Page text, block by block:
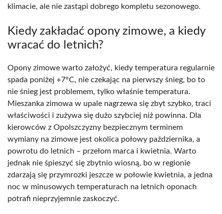
klimacie, ale nie zastąpi dobrego kompletu sezonowego.
Kiedy zakładać opony zimowe, a kiedy
wracać do letnich?
Opony zimowe warto założyć, kiedy temperatura regularnie
spada poniżej +7°C, nie czekając na pierwszy śnieg, bo to
nie śnieg jest problemem, tylko właśnie temperatura.
Mieszanka zimowa w upale nagrzewa się zbyt szybko, traci
właściwości i zużywa się dużo szybciej niż powinna. Dla
kierowców z Opolszczyzny bezpiecznym terminem
wymiany na zimowe jest okolica połowy października, a
powrotu do letnich – przełom marca i kwietnia. Warto
jednak nie śpieszyć się zbytnio wiosną, bo w regionie
zdarzają się przymrozki jeszcze w połowie kwietnia, a jedna
noc w minusowych temperaturach na letnich oponach
potrafi nieprzyjemnie zaskoczyć.